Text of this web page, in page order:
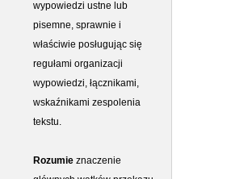
wypowiedzi ustne lub
pisemne, sprawnie i
właściwie posługując się
regułami organizacji
wypowiedzi, łącznikami,
wskaźnikami zespolenia
tekstu.
Rozumie znaczenie